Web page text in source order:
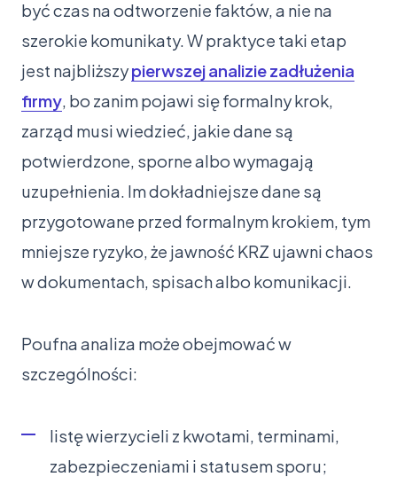
być czas na odtworzenie faktów, a nie na
szerokie komunikaty. W praktyce taki etap
jest najbliższypierwszej analizie zadłużenia
firmy, bo zanim pojawi się formalny krok,
zarząd musi wiedzieć, jakie dane są
potwierdzone, sporne albo wymagają
uzupełnienia. Im dokładniejsze dane są
przygotowane przed formalnym krokiem, tym
mniejsze ryzyko, że jawność KRZ ujawni chaos
w dokumentach, spisach albo komunikacji.
Poufna analiza może obejmować w
szczególności:
listę wierzycieli z kwotami, terminami,
zabezpieczeniami i statusem sporu;